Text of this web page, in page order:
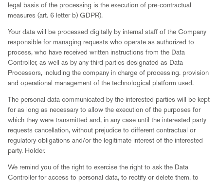
legal basis of the processing is the execution of pre-contractual
measures (art. 6 letter b) GDPR).
Your data will be processed digitally by internal staff of the Company
responsible for managing requests who operate as authorized to
process, who have received written instructions from the Data
Controller, as well as by any third parties designated as Data
Processors, including the company in charge of processing. provision
and operational management of the technological platform used.
The personal data communicated by the interested parties will be kept
for as long as necessary to allow the execution of the purposes for
which they were transmitted and, in any case until the interested party
requests cancellation, without prejudice to different contractual or
regulatory obligations and/or the legitimate interest of the interested
party. Holder.
We remind you of the right to exercise the right to ask the Data
Controller for access to personal data, to rectify or delete them, to